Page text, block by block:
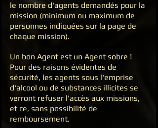
le nombre d'agents demandés pour la
mission (minimum ou maximum de
personnes indiquées sur la page de
chaque mission).
Un bon Agent est un Agent sobre !
Pour des raisons évidentes de
sécurité, les agents sous l'emprise
d'alcool ou de substances illicites se
verront refuser l'accès aux missions,
et ce, sans possibilité de
remboursement.